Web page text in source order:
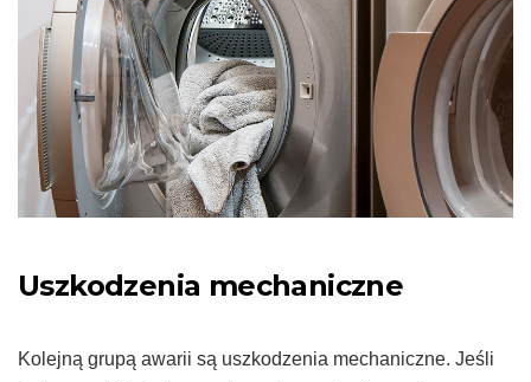
Uszkodzenia mechaniczne
Kolejną grupą awarii są uszkodzenia mechaniczne. Jeśli